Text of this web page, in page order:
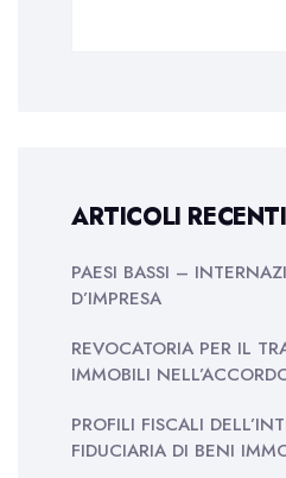
ARTICOLI RECENTI
PAESI BASSI –
D’IMPRESA
REVOCATORIA PER IL
IMMOBILI
PROFILI FISCALI
FIDUCIARIA DI BENI